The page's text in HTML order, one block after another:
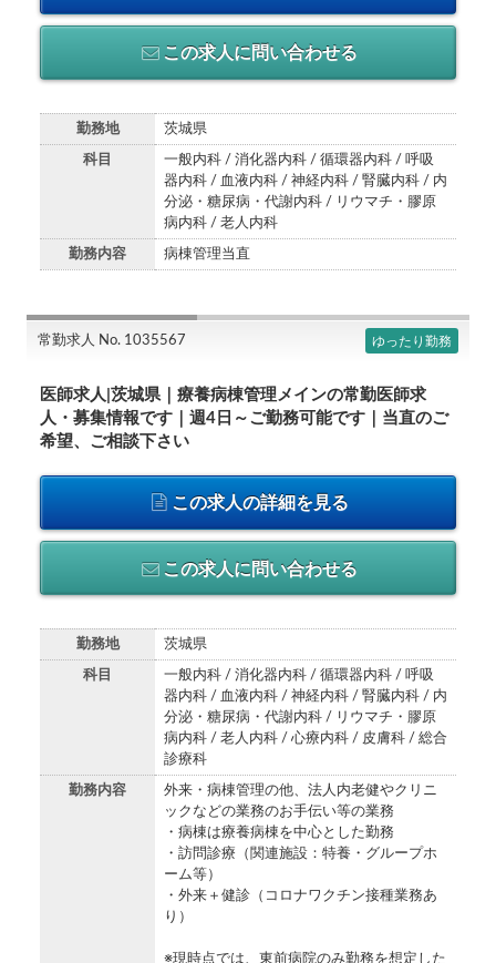
この求人に問い合わせる
勤務地 茨城県
科目
一般内科 / 消化器内科 / 循環器内科 / 呼吸
器内科 / 血液内科 / 神経内科 / 腎臓内科 / 内
分泌・糖尿病・代謝内科 / リウマチ・膠原
病内科 / 老人内科
勤務内容 病棟管理当直
常勤求人 No. 1035567 ゆったり勤務
医師求人|茨城県｜療養病棟管理メインの常勤医師求
人・募集情報です｜週4日～ご勤務可能です｜当直のご
希望、ご相談下さい
この求人の詳細を見る
この求人に問い合わせる
勤務地 茨城県
科目
一般内科 / 消化器内科 / 循環器内科 / 呼吸
器内科 / 血液内科 / 神経内科 / 腎臓内科 / 内
分泌・糖尿病・代謝内科 / リウマチ・膠原
病内科 / 老人内科 / 心療内科 / 皮膚科 / 総合
診療科
勤務内容
外来・病棟管理の他、法人内老健やクリニ
ックなどの業務のお手伝い等の業務
・病棟は療養病棟を中心とした勤務
・訪問診療（関連施設：特養・グループホ
ーム等）
・外来＋健診（コロナワクチン接種業務あ
り）
※現時点では、東前病院のみ勤務を想定した